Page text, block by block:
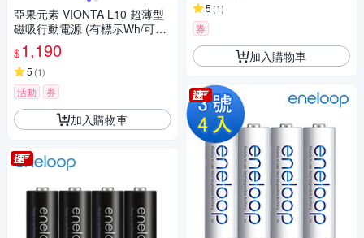
亞果元素 VIONTA L10 超薄型
磁吸行動電源 (有標示Wh/可上
飛機)
$1,190
5 (1)
活動 券
加入購物車
5 (1)
券
加入購物車